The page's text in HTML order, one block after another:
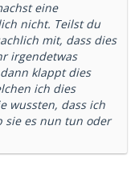
eine
nicht. Teilst du
mit, dass dies
irgendetwas
klappt dies
ich dies
wussten, dass ich
sie es nun tun oder